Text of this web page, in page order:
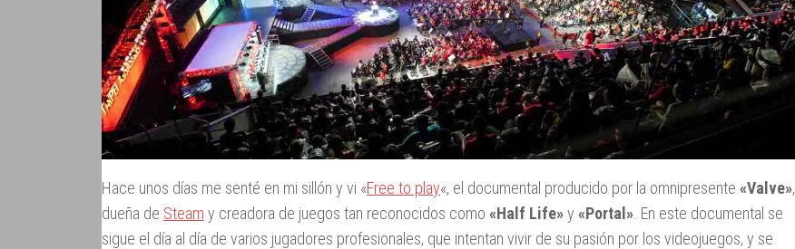
Hace unos días me senté en mi sillón y vi «Free to play«, el documental producido por la omnipresente «Valve»,
dueña de Steam y creadora de juegos tan reconocidos como «Half Life»y «Portal» . En este documental se
sigue el día al día de varios jugadores profesionales, que intentan vivir de su pasión por los videojuegos, y se